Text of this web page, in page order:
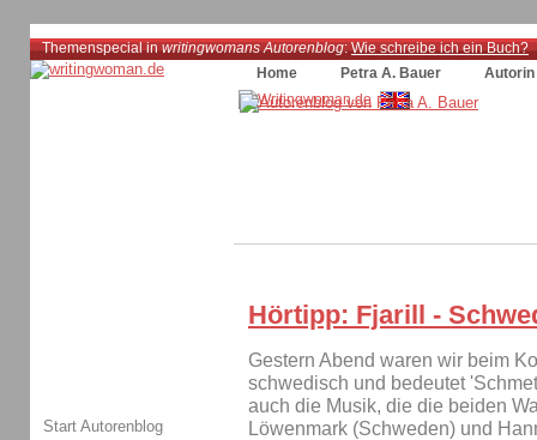
Themenspecial inwritingwomans Autorenblog:Wie schreibe ich ein Buch?
Home
Petra A. Bauer Autorin
Hörtipp: Fjarill -
Gestern Abend waren wir beim
schwedisch und bedeutet
auch die Musik, die die beiden
Löwenmark (Schweden) und
Start Autorenblog